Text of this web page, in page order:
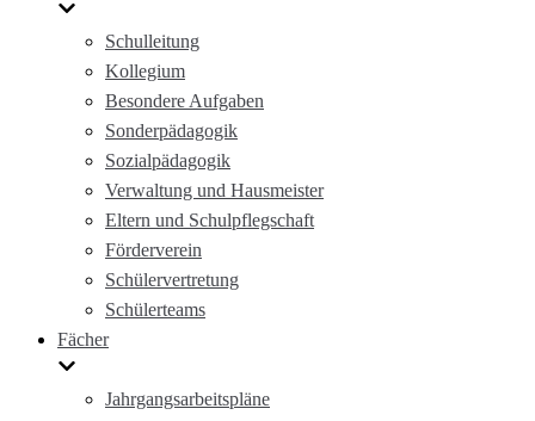
Schulleitung
Kollegium
Besondere Aufgaben
Sonderpädagogik
Sozialpädagogik
Verwaltung und Hausmeister
Eltern und Schulpflegschaft
Förderverein
Schülervertretung
Schülerteams
Fächer
Jahrgangsarbeitspläne